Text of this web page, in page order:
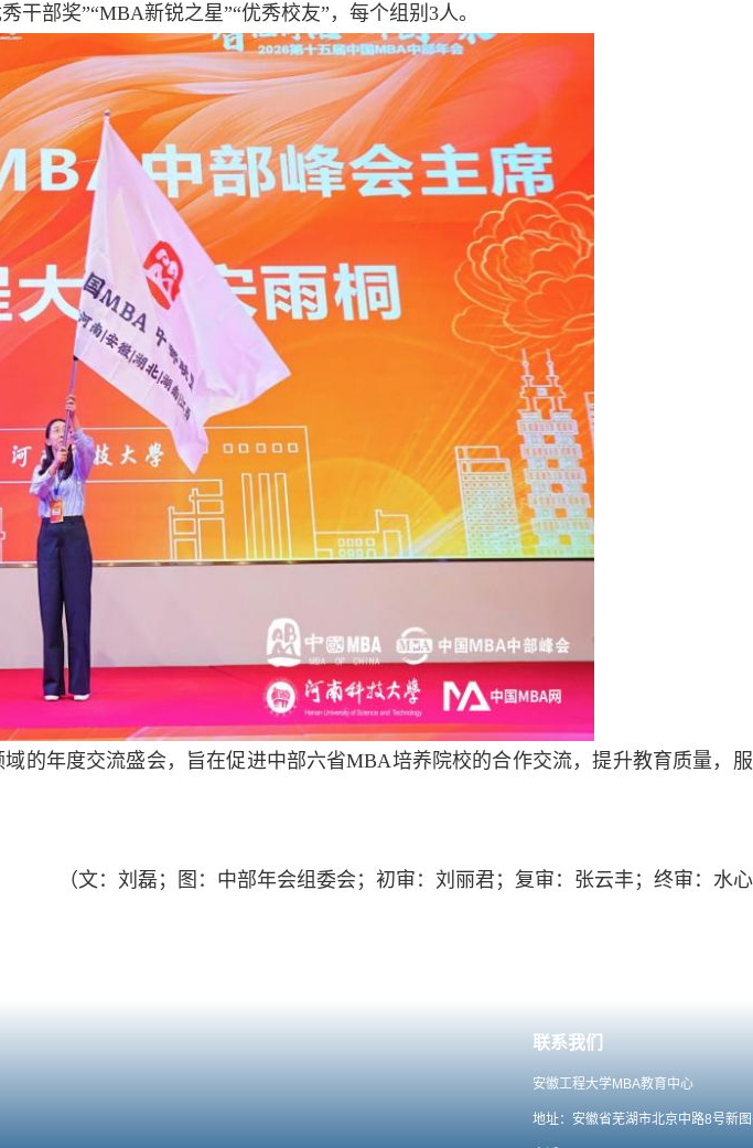
部奖”“MBA新锐之星”“优秀校友”，每个组别3人。
的年度交流盛会，旨在促进中部六省MBA培养院校的合作交流，提升教育质量，
（文：刘磊；图：中部年会组委会；初审：刘丽君；复审：张云丰；终审：水
联系我们
安徽工程大学MBA教育中心
地址：安徽省芜湖市北京中路8号新